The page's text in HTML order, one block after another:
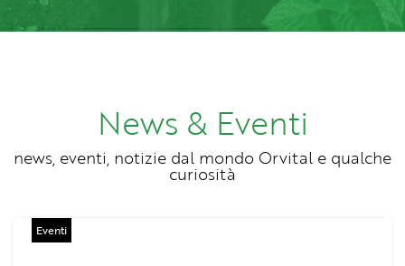
News & Eventi
Eventi